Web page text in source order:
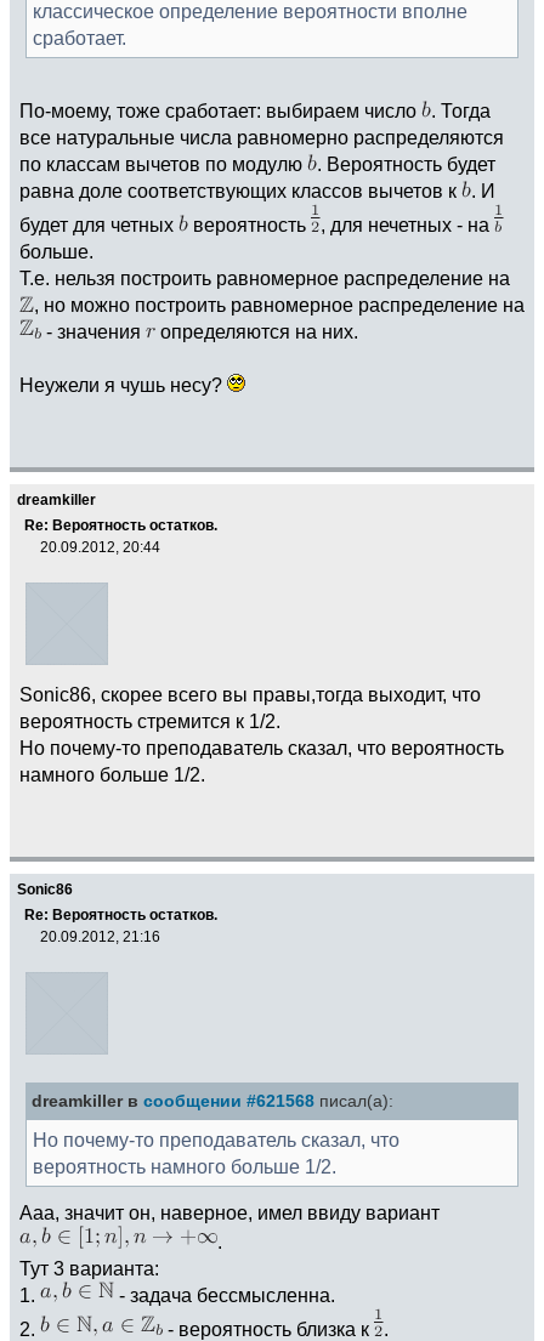
классическое определение вероятности вполне
сработает.
По-моему, тоже сработает: выбираем число
. Тогда
все натуральные числа равномерно распределяются
по классам вычетов по модулю
. Вероятность будет
равна доле соответствующих классов вычетов к
. И
будет для четных
вероятность
, для нечетных - на
больше.
Т.е. нельзя построить равномерное распределение на
, но можно построить равномерное распределение на
- значения
определяются на них.
Неужели я чушь несу?
dreamkiller
Re: Вероятность остатков.
20.09.2012, 20:44
Sonic86, скорее всего вы правы,тогда выходит, что
вероятность стремится к 1/2.
Но почему-то преподаватель сказал, что вероятность
намного больше 1/2.
Sonic86
Re: Вероятность остатков.
20.09.2012, 21:16
dreamkiller в сообщении #621568 писал(а):
Но почему-то преподаватель сказал, что
вероятность намного больше 1/2.
Ааа, значит он, наверное, имел ввиду вариант
.
Тут 3 варианта:
1.
- задача бессмысленна.
2.
- вероятность близка к
.